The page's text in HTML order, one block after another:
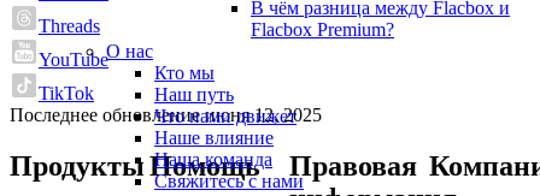
В чём разница между Flacbox и
Flacbox Premium?
О нас
Кто мы
Наш путь
Что нами движет
Наше влияние
Наша команда
Свяжитесь с нами
Threads
YouTube
TikTok
Последнее обновлениеиюня 12, 2025
ПродуктыПомощь
Правовая